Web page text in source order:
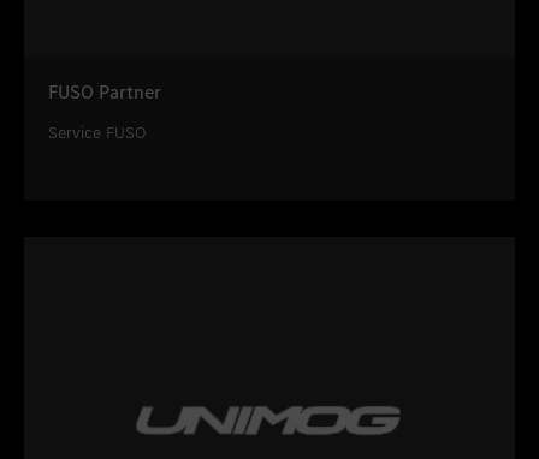
FUSO Partner
Service FUSO